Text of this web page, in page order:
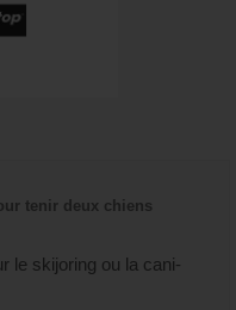
tenir deux chiens
le skijoring ou la cani-